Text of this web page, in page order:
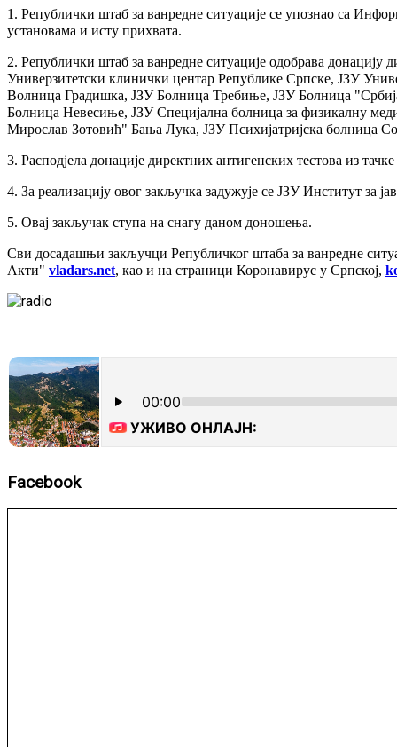
1. Републички штаб за ванредне ситуације се упознао са
установама и исту прихвата.
2. Републички штаб за ванредне ситуације одобрава донацију
Универзитетски клинички центар Републике Српске, ЈЗУ
Волница Градишка, ЈЗУ Болница Требиње, ЈЗУ Болница
Болница Невесиње, ЈЗУ Специјална болница за физикалну
Мирослав Зотовић" Бања Лука, ЈЗУ Психијатријска болница
3. Расподјела донације директних антигенских тестова из
4. За реализацију овог закључка задужује се ЈЗУ Институт за
5. Овај закључак ступа на снагу даном доношења.
Сви досадашњи закључци Републичког штаба за ванредне
Акти" vladars.net, као и на страници Коронавирус у Српској,
Facebook